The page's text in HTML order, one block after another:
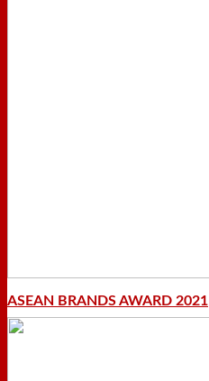
ASEAN BRANDS AWARD 2021